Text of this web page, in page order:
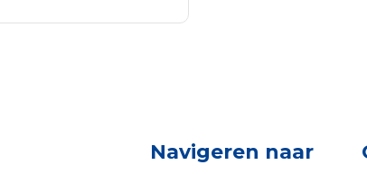
is:
Navigeren naar